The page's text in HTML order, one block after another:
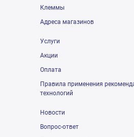
Клеммы
Адреса магазинов
Услуги
Акции
Оплата
Правила применения
технологий
Новости
Вопрос-ответ